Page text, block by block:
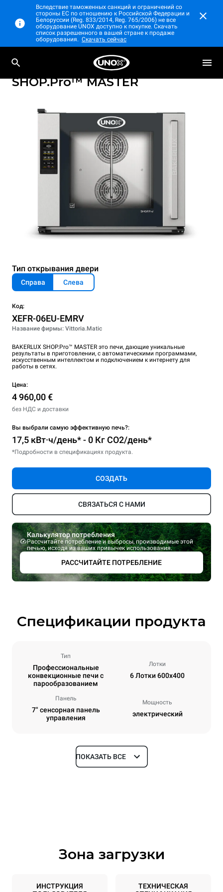
Вследствие таможенных санкций и ограничений со
стороны ЕС по отношению к Российской Федерации и
Белоруссии (Reg. 833/2014, Reg. 765/2006) не все
оборудование UNOX доступно к покупке. Скачать
список разрешенного в вашей стране к продаже
оборудования. Скачать сейчас
Профессиональные конвекционные печи с
парообразованиемBAKERLUX
SHOP.Pro™MASTER
Тип открывания двери
Справа Слева
Код:
XEFR-06EU-EMRV
Название фирмы: Vittoria.Matic
BAKERLUX SHOP.Pro™ MASTER это печи, дающие уникальные
результаты в приготовлении, с автоматическими программами,
искусственным интеллектом и подключением к интернету для
работы в сетях.
Цена:
4 960,00 €
без НДС и доставки
Вы выбрали самую эффективную печь?:
17,5 кВт·ч/день* - 0 Кг CO2/день*
*Подробности в спецификациях продукта.
СОЗДАТЬ
СВЯЗАТЬСЯ С НАМИ
Калькулятор потребления
Рассчитайте потребление и выбросы, производимые этой
печью, исходя из ваших привычек использования.
РАССЧИТАЙТЕ ПОТРЕБЛЕНИЕ
Спецификации продукта
Тип
Профессиональные
конвекционные печи с
парообразованием
Лотки
6 Лотки 600x400
Панель
7" сенсорная панель
управления
Мощность
электрический
Размеры
Спецификации противней
6 600x400
ПОКАЗАТЬ ВСЕ
Зона загрузки
ИНСТРУКЦИЯ
ТЕХНИЧЕСКАЯ